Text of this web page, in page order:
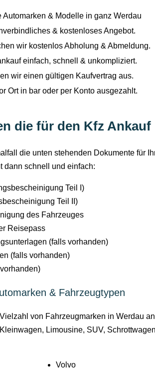
& Modelle in ganz Werdau
& kostenloses Angebot.
wir kostenlos Abholung & Abmeldung.
einfach, schnell & unkompliziert.
wir einen gültigen Kaufvertrag aus.
Ort in bar oder per Konto ausgezahlt.
die für den Kfz
die unten stehenden Dokumente für
dann schnell und einfach:
Teil I)
Teil II)
des Fahrzeuges
Reisepass
(falls vorhanden)
(falls vorhanden)
& Fahrzeugtypen
von Fahrzeugmarken in Werdau
Limousine, SUV,
Volvo